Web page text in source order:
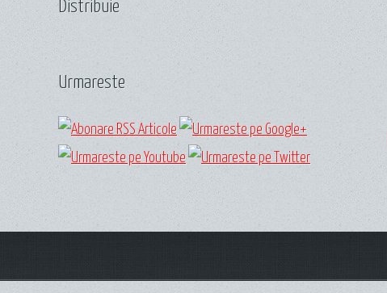
Distribuie
Urmareste